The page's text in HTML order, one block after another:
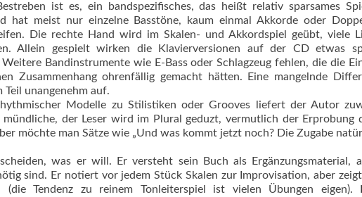
ist es, ein bandspezifisches, das heißt relativ sparsames
hat meist nur einzelne Basstöne, kaum einmal Akkorde oder
Die rechte Hand wird im Skalen- und Akkordspiel geübt, viele
Allein gespielt wirken die Klavierversionen auf der CD etwas
Bandinstrumente wie E-Bass oder Schlagzeug fehlen, die die
Zusammenhang ohrenfällig gemacht hätten. Eine mangelnde
unangenehm auf.
Modelle zu Stilistiken oder Grooves liefert der Autor
der Leser wird im Plural geduzt, vermutlich der Erprobung
möchte man Sätze wie „Und was kommt jetzt noch? Die Zugabe
was er will. Er versteht sein Buch als Ergänzungsmaterial,
sind. Er notiert vor jedem Stück Skalen zur Improvisation, aber
(die Tendenz zu reinem Tonleiterspiel ist vielen Übungen eigen).